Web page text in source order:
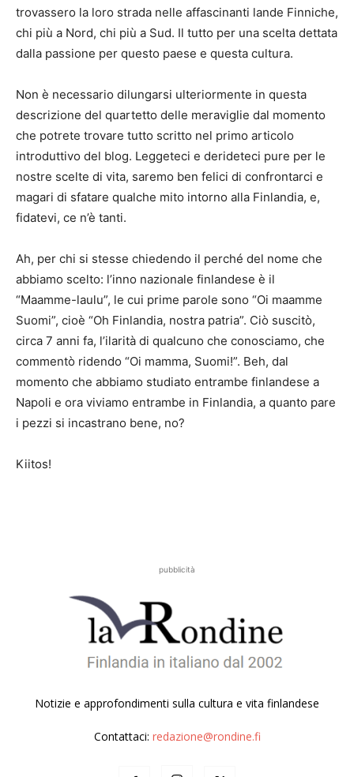
trovassero la loro strada nelle affascinanti lande Finniche,
chi più a Nord, chi più a Sud. Il tutto per una scelta dettata
dalla passione per questo paese e questa cultura.
Non è necessario dilungarsi ulteriormente in questa
descrizione del quartetto delle meraviglie dal momento
che potrete trovare tutto scritto nel primo articolo
introduttivo del blog. Leggeteci e derideteci pure per le
nostre scelte di vita, saremo ben felici di confrontarci e
magari di sfatare qualche mito intorno alla Finlandia, e,
fidatevi, ce n’è tanti.
Ah, per chi si stesse chiedendo il perché del nome che
abbiamo scelto: l’inno nazionale finlandese è il
“Maamme-laulu”, le cui prime parole sono “Oi maamme
Suomi”, cioè “Oh Finlandia, nostra patria”. Ciò suscitò,
circa 7 anni fa, l’ilarità di qualcuno che conosciamo, che
commentò ridendo “Oi mamma, Suomi!”. Beh, dal
momento che abbiamo studiato entrambe finlandese a
Napoli e ora viviamo entrambe in Finlandia, a quanto pare
i pezzi si incastrano bene, no?
Kiitos!
pubblicità
Notizie e approfondimenti sulla cultura e vita finlandese
Contattaci: redazione@rondine.fi